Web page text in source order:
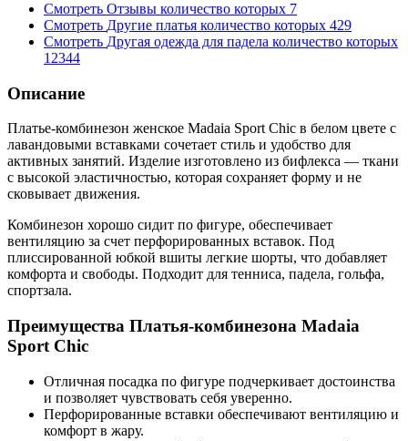
Смотреть Отзывы количество которых 7
Смотреть Другие платья количество которых 429
Смотреть Другая одежда для падела количество которых
12344
Описание
Платье-комбинезон женское Madaia Sport Chic в белом цвете с
лавандовыми вставками сочетает стиль и удобство для
активных занятий. Изделие изготовлено из бифлекса — ткани
с высокой эластичностью, которая сохраняет форму и не
сковывает движения.
Комбинезон хорошо сидит по фигуре, обеспечивает
вентиляцию за счет перфорированных вставок. Под
плиссированной юбкой вшиты легкие шорты, что добавляет
комфорта и свободы. Подходит для тенниса, падела, гольфа,
спортзала.
Преимущества Платья-комбинезона Madaia
Sport Chic
Отличная посадка по фигуре подчеркивает достоинства
и позволяет чувствовать себя уверенно.
Перфорированные вставки обеспечивают вентиляцию и
комфорт в жару.